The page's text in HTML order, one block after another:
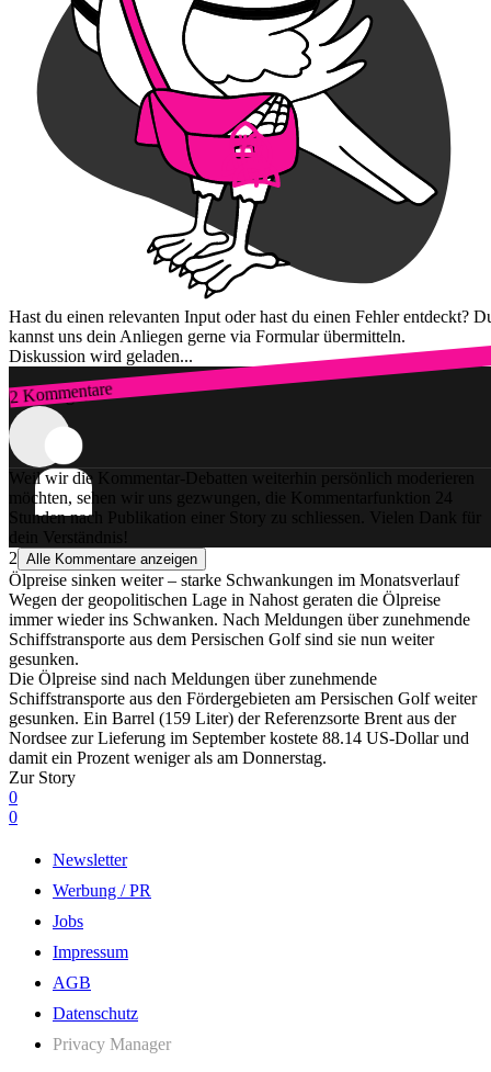
Hast du einen relevanten Input oder hast du einen Fehler entdeckt?
kannst uns dein Anliegen gerne via Formular übermitteln.
Diskussion wird geladen...
2 Kommentare
Zum Login
Weil wir die Kommentar-Debatten weiterhin persönlich moderieren
möchten, sehen wir uns gezwungen, die Kommentarfunktion 24
Stunden nach Publikation einer Story zu schliessen. Vielen Dank für
dein Verständnis!
2 Alle Kommentare anzeigen
Ölpreise sinken weiter – starke Schwankungen im Monatsverlauf
Wegen der geopolitischen Lage in Nahost geraten die Ölpreise
immer wieder ins Schwanken. Nach Meldungen über zunehmende
Schiffstransporte aus dem Persischen Golf sind sie nun weiter
gesunken.
Die Ölpreise sind nach Meldungen über zunehmende
Schiffstransporte aus den Fördergebieten am Persischen Golf weiter
gesunken. Ein Barrel (159 Liter) der Referenzsorte Brent aus der
Nordsee zur Lieferung im September kostete 88.14 US-Dollar und
damit ein Prozent weniger als am Donnerstag.
Zur Story
0
0
Newsletter
Werbung / PR
Jobs
Impressum
AGB
Datenschutz
Privacy Manager